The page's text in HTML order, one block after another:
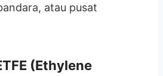
atau pusat
(Ethylene